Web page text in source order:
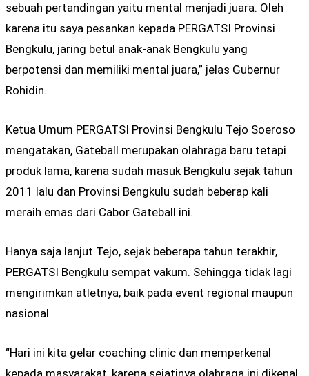
sebuah pertandingan yaitu mental menjadi juara. Oleh
karena itu saya pesankan kepada PERGATSI Provinsi
Bengkulu, jaring betul anak-anak Bengkulu yang
berpotensi dan memiliki mental juara,” jelas Gubernur
Rohidin.
Ketua Umum PERGATSI Provinsi Bengkulu Tejo Soeroso
mengatakan, Gateball merupakan olahraga baru tetapi
produk lama, karena sudah masuk Bengkulu sejak tahun
2011 lalu dan Provinsi Bengkulu sudah beberap kali
meraih emas dari Cabor Gateball ini.
Hanya saja lanjut Tejo, sejak beberapa tahun terakhir,
PERGATSI Bengkulu sempat vakum. Sehingga tidak lagi
mengirimkan atletnya, baik pada event regional maupun
nasional.
“Hari ini kita gelar coaching clinic dan memperkenal